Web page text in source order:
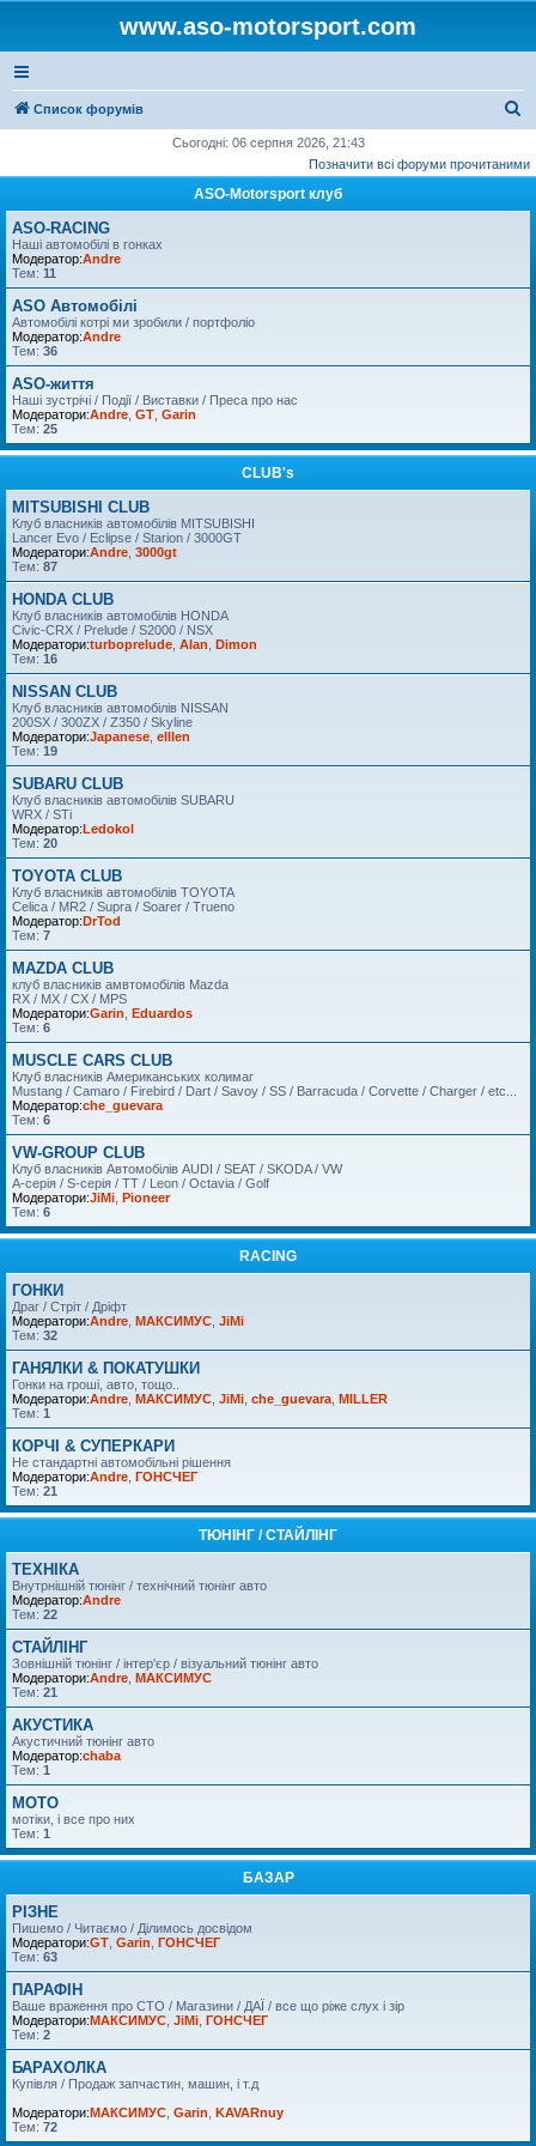
www.aso-motorsport.com
Список форумів
ш
Сьогодні: 06 серпня 2026, 21:43
Позначити всі форуми прочитаними
ASO-Motorsport клуб
ASO-RACING
Наші автомобілі в гонках
Модератор:Andre
Тем: 11
ASO Автомобілі
Автомобілі котрі ми зробили / портфоліо
Модератор:Andre
Тем: 36
ASO-життя
Наші зустрічі / Події / Виставки / Преса про нас
Модератори:Andre GT Garin
Тем: 25
CLUB's
MITSUBISHI CLUB
Клуб власників автомобілів MITSUBISHI
Lancer Evo / Eclipse / Starion / 3000GT
Модератори:Andre 3000gt
Тем: 87
HONDA CLUB
Клуб власників автомобілів HONDA
Civic-CRX / Prelude / S2000 / NSX
Модератори:turboprelude Alan Dimon
Тем: 16
NISSAN CLUB
Клуб власників автомобілів NISSAN
200SX / 300ZX / Z350 / Skyline
Модератори:Japanese elllen
Тем: 19
SUBARU CLUB
Клуб власників автомобілів SUBARU
WRX / STi
Модератор:Ledokol
Тем: 20
TOYOTA CLUB
Клуб власників автомобілів TOYOTA
Celica / MR2 / Supra / Soarer / Trueno
Модератор:DrTod
Тем: 7
MAZDA CLUB
клуб власників амвтомобілів Mazda
RX / MX / CX / MPS
Модератори:Garin Eduardos
Тем: 6
MUSCLE CARS CLUB
Клуб власників Американських колимаг
Mustang / Camaro / Firebird / Dart / Savoy / SS / Barracuda / Corvette / Charger / etc...
Модератор:che_guevara
Тем: 6
VW-GROUP CLUB
Клуб власників Автомобілів AUDI / SEAT / SKODA / VW
A-серія / S-серія / TT / Leon / Octavia / Golf
Модератори:JiMi Pioneer
Тем: 6
RACING
ГОНКИ
Драг / Стріт / Дріфт
Модератори:Andre МАКСИМУС JiMi
Тем: 32
ГАНЯЛКИ & ПОКАТУШКИ
Гонки на гроші, авто, тощо..
Модератори:Andre МАКСИМУС JiMi che_guevara MILLER
Тем: 1
КОРЧІ & СУПЕРКАРИ
Не стандартні автомобільні рішення
Модератори:Andre ГОНСЧЕГ
Тем: 21
ТЮНІНГ / СТАЙЛІНГ
ТЕХНІКА
Внутрнішній тюнінг / технічний тюнінг авто
Модератор:Andre
Тем: 22
СТАЙЛІНГ
Зовнішній тюнінг / інтер'єр / візуальний тюнінг авто
Модератори:Andre МАКСИМУС
Тем: 21
АКУСТИКА
Акустичний тюнінг авто
Модератор:chaba
Тем: 1
MOTO
мотіки, і все про них
Тем: 1
БАЗАР
РІЗНЕ
Пишемо / Читаємо / Ділимось досвідом
Модератори:GT Garin ГОНСЧЕГ
Тем: 63
ПАРАФІН
Ваше враження про СТО / Магазини / ДАЇ / все що ріже слух і зір
Модератори:МАКСИМУС JiMi ГОНСЧЕГ
Тем: 2
БАРАХОЛКА
Купівля / Продаж запчастин, машин, і т.д
Модератори:МАКСИМУС Garin KAVARnuy
Тем: 72